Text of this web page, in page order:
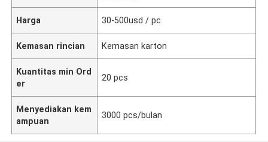
Harga 30-500usd / pc
Kemasan rincian Kemasan karton
Kuantitas min Ord
er
20 pcs
Menyediakan kem
ampuan
3000 pcs/bulan